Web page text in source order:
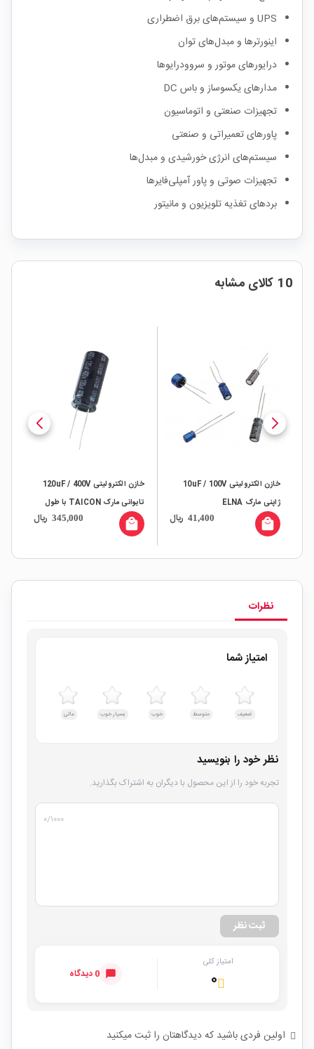
UPS و سیستم‌های برق اضطراری
اینورترها و مبدل‌های توان
درایورهای موتور و سروودرایوها
مدارهای یکسوساز و باس DC
تجهیزات صنعتی و اتوماسیون
پاورهای تعمیراتی و صنعتی
سیستم‌های انرژی خورشیدی و مبدل‌ها
تجهیزات صوتی و پاور آمپلی‌فایرها
بردهای تغذیه تلویزیون و مانیتور
10 کالای مشابه
خازن الکترولیتی 10uF / 100V
ژاپنی مارک ELNA
41,400 ریال local_mall
خازن الکترولیتی 120uF / 400V
تایوانی مارک TAICON با طول
عمر بالا
345,000 ریال local_mall
نظرات
امتیاز شما
ضعیف متوسط خوب بسیار خوب عالی
نظر خود را بنویسید
تجربه خود را از این محصول با دیگران به اشتراک بگذارید.
۰/۱۰۰۰
ثبت نظر
امتیاز کلی
۰ 0 دیدگاه
اولین فردی باشید که دیدگاهتان را ثبت میکنید